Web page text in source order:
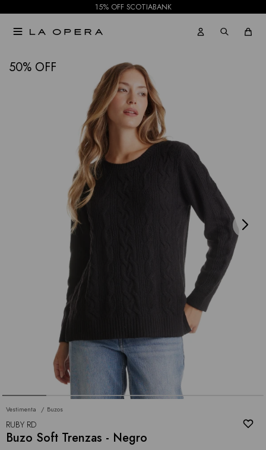
15% OFF SCOTIABANK

50
Vestimenta Buzos
RUBY RD
Buzo Soft Trenzas - Negro
NOTIFICARME